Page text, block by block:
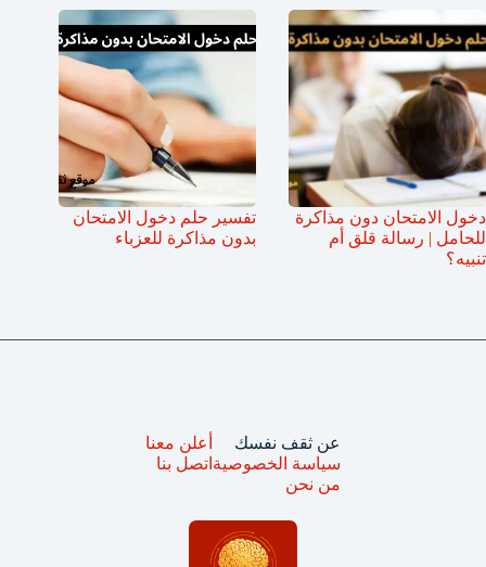
دخول الامتحان دون مذاكرة
للحامل | رسالة قلق أم
تنبيه؟
تفسير حلم دخول الامتحان
بدون مذاكرة للعزباء
عن ثقف نفسك
سياسة الخصوصية
من نحن
أعلن معنا
اتصل بنا